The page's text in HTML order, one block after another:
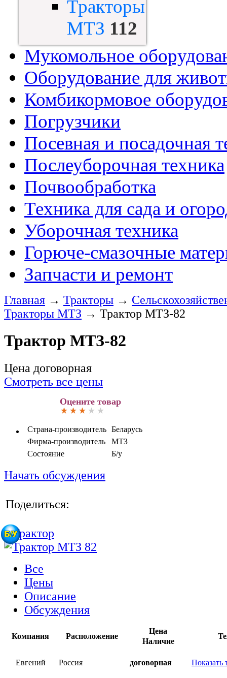
Тракторы
МТЗ 112
Мукомольное
Оборудование для
Комбикормовое
Погрузчики
Посевная и посадочная
Послеуборочная техника
Почвообработка
Техника для сада и
Уборочная техника
Горюче-смазочные
Запчасти и ремонт
Главная → Тракторы →
Тракторы МТЗ → Трактор МТЗ-82
Трактор МТЗ-82
Цена договорная
Смотреть все цены
Оцените товар
Страна-производитель Беларусь
Фирма-производитель
МТЗ
Состояние
Б/у
Начать обсуждения
Поделиться:
Все
Цены
Описание
Обсуждения
Компания Расположение
Цена
Наличие
Евгений Россия договорная Показать